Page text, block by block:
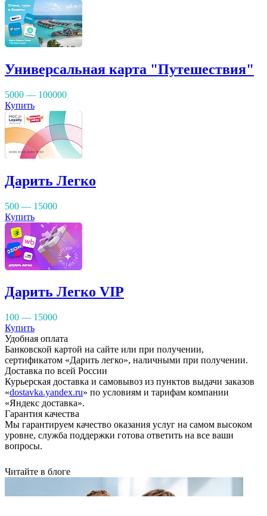
Универсальная карта "Путешествия"
5000 — 100000
Купить
Дарить Легко
500 — 15000
Купить
Дарить Легко VIP
100 — 15000
Купить
Удобная оплата
Банковской картой на сайте или при получении,
сертификатом «Дарить легко», наличными при получении.
Доставка по всей России
Курьерская доставка и самовывоз из пунктов выдачи заказов
«dostavka.yandex.ru» по условиям и тарифам компании
«Яндекс доставка».
Гарантия качества
Мы гарантируем качество оказания услуг на самом высоком
уровне, служба поддержки готова ответить на все ваши
вопросы.
Читайте в блоге